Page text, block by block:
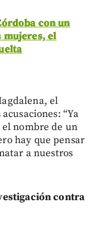
con un
mujeres, el
el
“Ya
nombre de un
hay que pensar
a nuestros
contra